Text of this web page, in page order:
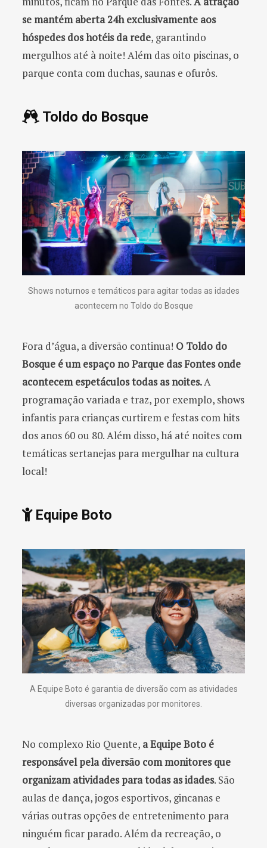
se mantém aberta 24h exclusivamente aos
hóspedes dos hotéis da rede, garantindo
mergulhos até à noite! Além das oito piscinas, o
parque conta com duchas, saunas e ofurôs.
Toldo do Bosque
Shows noturnos e temáticos para agitar todas as idades
acontecem no Toldo do Bosque
Fora d’água, a diversão continua! O Toldo do
Bosque é um espaço no Parque das Fontes onde
acontecem espetáculos todas as noites.A
programação variada e traz, por exemplo, shows
infantis para crianças curtirem e festas com hits
dos anos 60 ou 80. Além disso, há até noites com
temáticas sertanejas para mergulhar na cultura
local!
Equipe Boto
A Equipe Boto é garantia de diversão com as atividades
diversas organizadas por monitores.
No complexo Rio Quente, a Equipe Boto é
responsável pela diversão com monitores que
organizam atividades para todas as idades. São
aulas de dança, jogos esportivos, gincanas e
várias outras opções de entretenimento para
ninguém ficar parado. Além da recreação, o